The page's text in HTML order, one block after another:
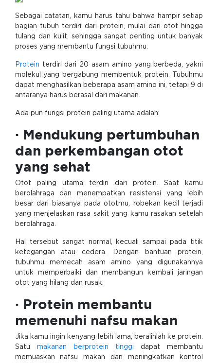
Sebagai catatan, kamu harus tahu bahwa hampir setiap
bagian tubuh terdiri dari protein, mulai dari otot hingga
tulang dan kulit, sehingga sangat penting untuk banyak
proses yang membantu fungsi tubuhmu.
Protein terdiri dari 20 asam amino yang berbeda, yakni
molekul yang bergabung membentuk protein. Tubuhmu
dapat menghasilkan beberapa asam amino ini, tetapi 9 di
antaranya harus berasal dari makanan.
Ada pun fungsi protein paling utama adalah:
· Mendukung pertumbuhan
dan perkembangan otot
yang sehat
Otot paling utama terdiri dari protein. Saat kamu
berolahraga dan menempatkan resistensi yang lebih
besar dari biasanya pada ototmu, robekan kecil terjadi
yang menjelaskan rasa sakit yang kamu rasakan setelah
berolahraga.
Hal tersebut sangat normal, kecuali sampai pada titik
ketegangan atau cedera. Dengan bantuan protein,
tubuhmu memecah asam amino yang digunakannya
untuk memperbaiki dan membangun kembali jaringan
otot yang hilang dan rusak.
· Protein membantu
memenuhi nafsu makan
Jika kamu ingin kenyang lebih lama, beralihlah ke protein.
Satu makanan berprotein tinggi dapat membantu
memuaskan nafsu makan dan meningkatkan kontrol